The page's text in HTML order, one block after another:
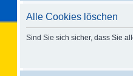
Alle Cookies löschen
Sind Sie sich sicher, dass Sie